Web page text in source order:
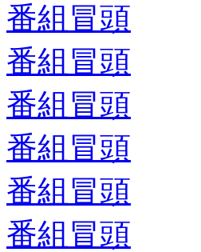
番組冒頭
番組冒頭
番組冒頭
番組冒頭
番組冒頭
番組冒頭